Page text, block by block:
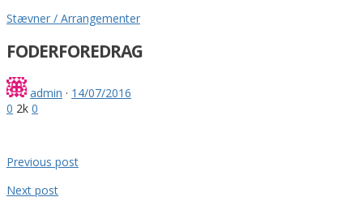
Stævner / Arrangementer
FODERFOREDRAG
admin · 14/07/2016
0 2k 0
Previous post
Next post